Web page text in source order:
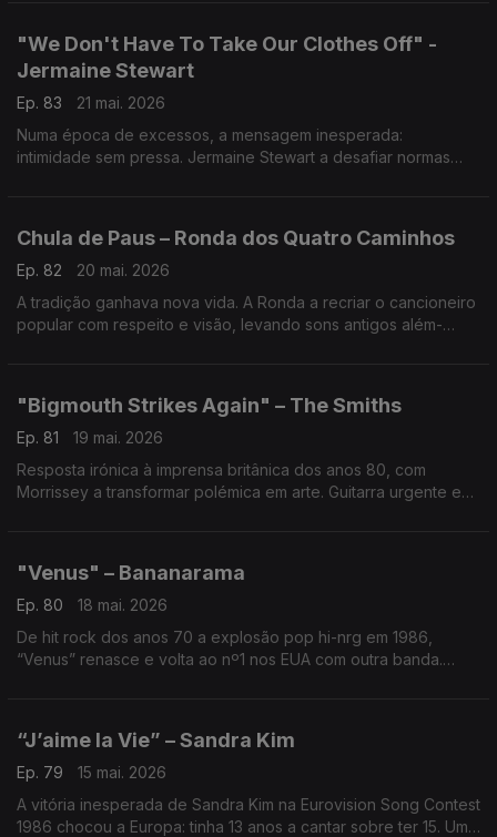
"We Don't Have To Take Our Clothes Off" -
Jermaine Stewart
Ep. 83
21 mai. 2026
Numa época de excessos, a mensagem inesperada:
intimidade sem pressa. Jermaine Stewart a desafiar normas
Chula de Paus – Ronda dos Quatro Caminhos
Ep. 82
20 mai. 2026
A tradição ganhava nova vida. A Ronda a recriar o cancioneiro
popular com respeito e visão, levando sons antigos além-
"Bigmouth Strikes Again" – The Smiths
Ep. 81
19 mai. 2026
Resposta irónica à imprensa britânica dos anos 80, com
Morrissey a transformar polémica em arte. Guitarra urgente e
"Venus" – Bananarama
Ep. 80
18 mai. 2026
De hit rock dos anos 70 a explosão pop hi-nrg em 1986,
“Venus” renasce e volta ao nº1 nos EUA com outra banda.
“J’aime la Vie” – Sandra Kim
Ep. 79
15 mai. 2026
A vitória inesperada de Sandra Kim na Eurovision Song Contest
1986 chocou a Europa: tinha 13 anos a cantar sobre ter 15. Um